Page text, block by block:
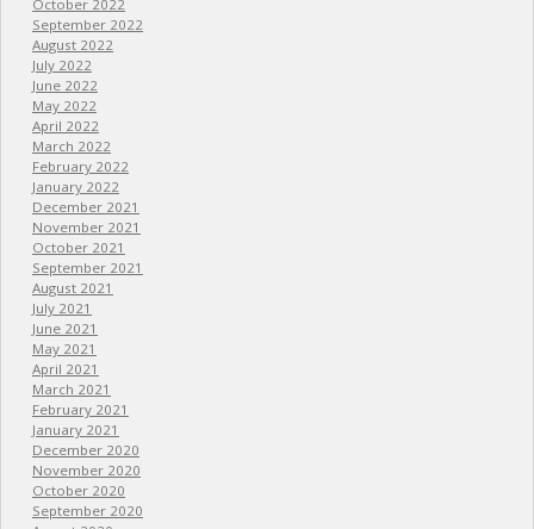
October 2022
September 2022
August 2022
July 2022
June 2022
May 2022
April 2022
March 2022
February 2022
January 2022
December 2021
November 2021
October 2021
September 2021
August 2021
July 2021
June 2021
May 2021
April 2021
March 2021
February 2021
January 2021
December 2020
November 2020
October 2020
September 2020